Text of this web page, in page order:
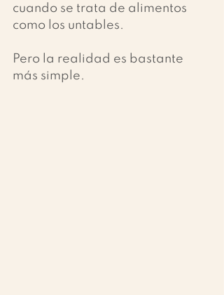
cuando se trata de alimentos
como los untables.
Pero la realidad es bastante
más simple.